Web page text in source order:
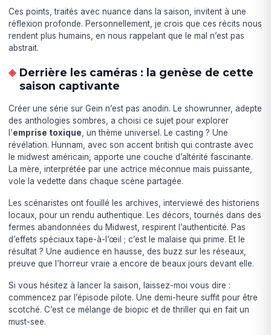
Ces points, traités avec nuance dans la saison, invitent à une
réflexion profonde. Personnellement, je crois que ces récits nous
rendent plus humains, en nous rappelant que le mal n’est pas
abstrait.
Derrière les caméras : la genèse de cette
saison captivante
Créer une série sur Gein n’est pas anodin. Le showrunner, adepte
des anthologies sombres, a choisi ce sujet pour explorer
l’emprise toxique , un thème universel. Le casting ? Une
révélation. Hunnam, avec son accent british qui contraste avec
le midwest américain, apporte une couche d’altérité fascinante.
La mère, interprétée par une actrice méconnue mais puissante,
vole la vedette dans chaque scène partagée.
Les scénaristes ont fouillé les archives, interviewé des historiens
locaux, pour un rendu authentique. Les décors, tournés dans des
fermes abandonnées du Midwest, respirent l’authenticité. Pas
d’effets spéciaux tape-à-l’œil ; c’est le malaise qui prime. Et le
résultat ? Une audience en hausse, des buzz sur les réseaux,
preuve que l’horreur vraie a encore de beaux jours devant elle.
Si vous hésitez à lancer la saison, laissez-moi vous dire :
commencez par l’épisode pilote. Une demi-heure suffit pour être
scotché. C’est ce mélange de biopic et de thriller qui en fait un
must-see.